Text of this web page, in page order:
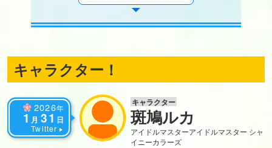
キャラクター！
2026年
1 月 31 日
Twitter
キャラクター
斑鳩ルカ
アイドルマスターアイドルマスター シャ
イニーカラーズ